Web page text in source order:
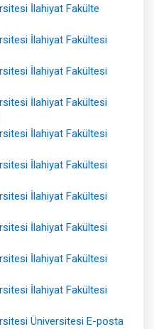
İlahiyat Fakülte
İlahiyat Fakültesi
İlahiyat Fakültesi
İlahiyat Fakültesi
İlahiyat Fakültesi
İlahiyat Fakültesi
İlahiyat Fakültesi
İlahiyat Fakültesi
İlahiyat Fakültesi
İlahiyat Fakültesi
Üniversitesi E-posta